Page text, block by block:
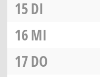
15DI
16MI
17DO